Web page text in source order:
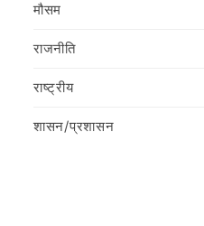
मौसम
राजनीति
राष्ट्रीय
शासन/प्रशासन